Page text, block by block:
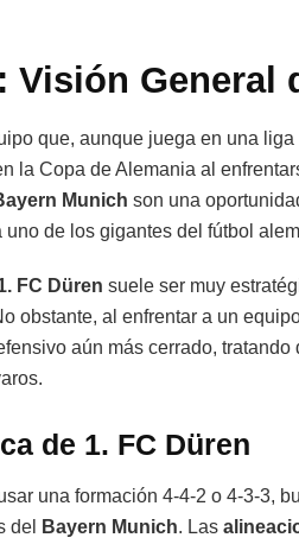
Visión General
que, aunque juega en una liga
la Copa de Alemania al
Munich son una
uno de los gigantes del fútbol
FC Düren suele ser muy
obstante, al enfrentar a un
aún más cerrado,
de 1. FC Düren
una formación 4-4-2 o 4-3-3,
del
Bayern Munich. Las